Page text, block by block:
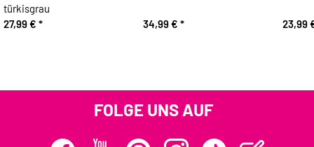
türkisgrau
27,99 € * 34,99 € * 23,99
FOLGE UNS AUF